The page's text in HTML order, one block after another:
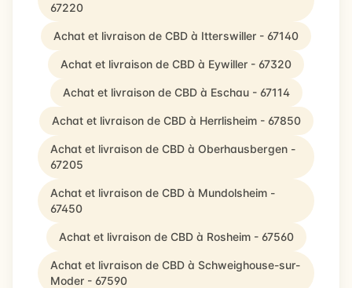
67220
Achat et livraison de CBD à Itterswiller - 67140
Achat et livraison de CBD à Eywiller - 67320
Achat et livraison de CBD à Eschau - 67114
Achat et livraison de CBD à Herrlisheim - 67850
Achat et livraison de CBD à Oberhausbergen -
67205
Achat et livraison de CBD à Mundolsheim -
67450
Achat et livraison de CBD à Rosheim - 67560
Achat et livraison de CBD à Schweighouse-sur-
Moder - 67590